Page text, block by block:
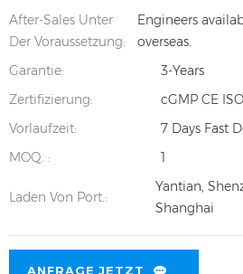
After-Sales Unter
Der Voraussetzung:
Engineers
overseas.
Garantie:
3-Years
Zertifizierung:
cGMP CE
Vorlaufzeit:
7 Days Fast
MOQ. :
1
Laden Von Port.:
Yantian,
Shanghai
ANFRAGE JETZT